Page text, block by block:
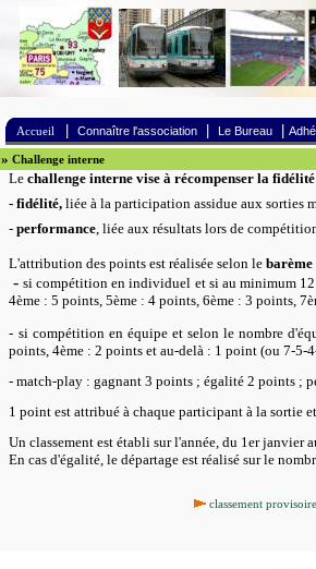
Accueil Connaître l'association| Le Bureau
» Challenge interne
Le challenge interne vise à récompenser la
- fidélité, liée à la participation assidue aux sorties
- performance, liée aux résultats lors de
L'attribution des points est réalisée selon le barème
-si compétition en individuel et si au minimum
4ème : 5 points, 5ème : 4 points, 6ème : 3 points,
- si compétition en équipe et selon le nombre
points, 4ème : 2 points et au-delà : 1 point (ou 7-5-
- match-play : gagnant 3 points ; égalité 2 points ;
1 point est attribué à chaque participant à la sortie
Un classement est établi sur l'année, du 1er janvier
En cas d'égalité, le départage est réalisé sur le
classement